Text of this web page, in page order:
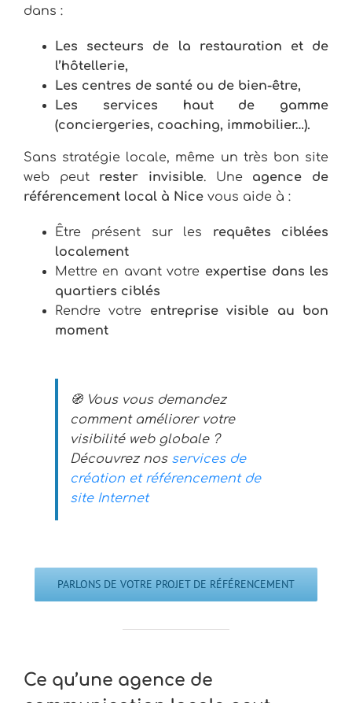
dans :
Les secteurs de la restauration et de
l’hôtellerie,
Les centres de santé ou de bien-être,
Les services haut de gamme
(conciergeries, coaching, immobilier…).
Sans stratégie locale, même un très bon site
web peut rester invisible. Une agence de
référencement local à Nicevous aide à :
Être présent sur les requêtes ciblées
localement
Mettre en avant votre expertise dans les
quartiers ciblés
Rendre votre entreprise visible au bon
moment
🧭 Vous vous demandez
comment améliorer votre
visibilité web globale ?
Découvrez nos services de
création et référencement de
site Internet
PARLONS DE VOTRE PROJET DE RÉFÉRENCEMENT
Ce qu’une agence de